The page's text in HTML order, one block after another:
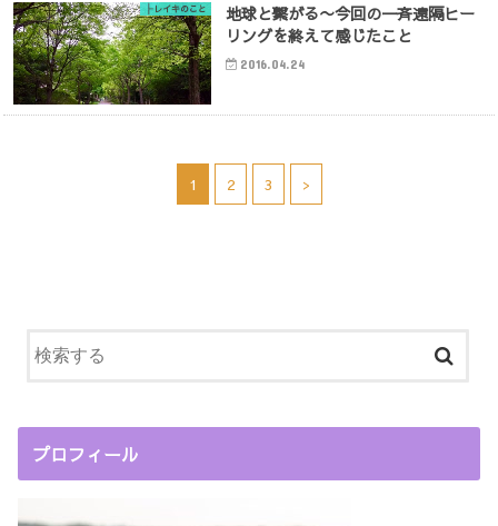
├レイキのこと
地球と繋がる〜今回の一斉遠隔ヒー
リングを終えて感じたこと
2016.04.24
1 2 3 >
プロフィール